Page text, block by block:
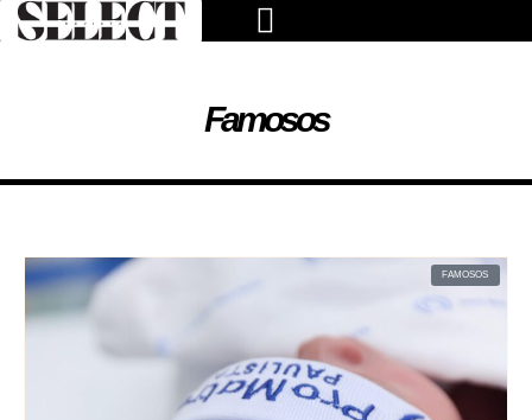
Famosos
FAMOSOS